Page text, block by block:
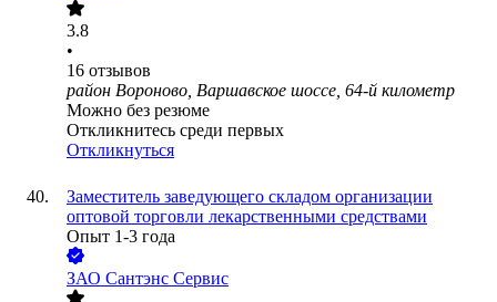
3.8
•
16 отзывов
район Вороново, Варшавское шоссе, 64-й километр
Можно без резюме
Откликнитесь среди первых
Откликнуться
Заместитель заведующего складом организации
оптовой торговли лекарственными средствами
Опыт 1-3 года
ЗАО Сантэнс Сервис